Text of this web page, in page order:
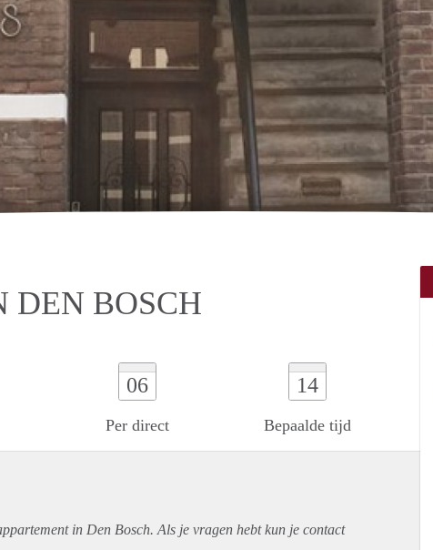
DEN BOSCH
06
Per direct
14
Bepaalde tijd
in Den Bosch. Als je vragen hebt kun je contact